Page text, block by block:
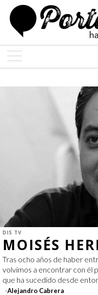
DIS TV
MOISÉS
Tras ocho años de haber
volvimos a encontrar con él
que ha sucedido desde
Alejandro Cabrera